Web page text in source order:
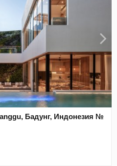
Бадунг, Индонезия №